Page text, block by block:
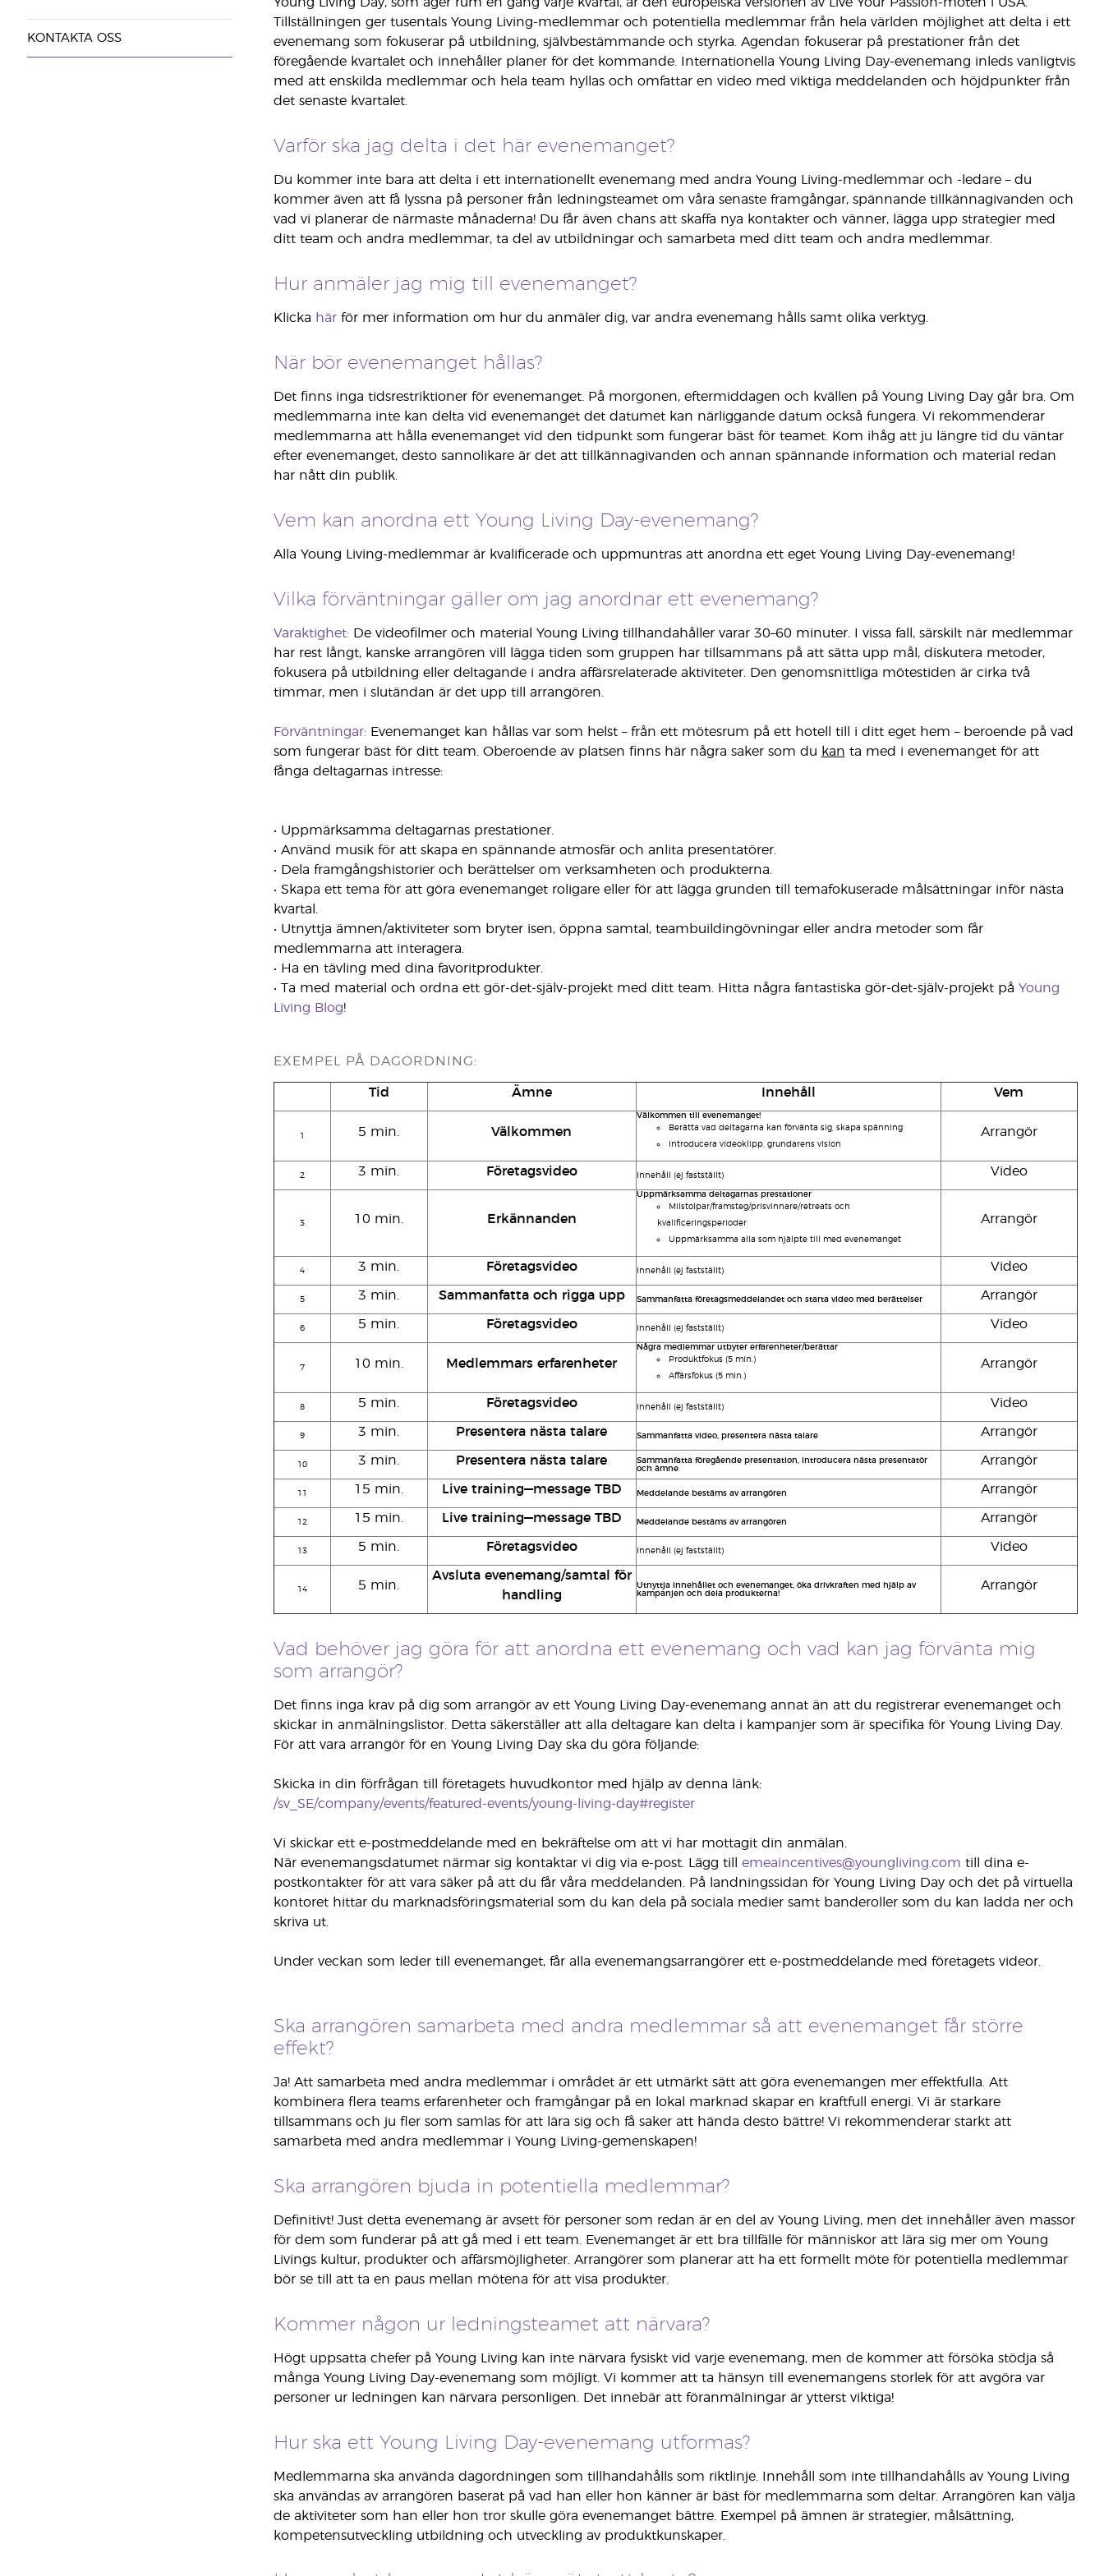
KONTAKTA OSS
Tillställningen ger tusentals Young Living-medlemmar och potentiella medlemmar från hela världen möjlighet att delta i ett
evenemang som fokuserar på utbildning, självbestämmande och styrka. Agendan fokuserar på prestationer från det
föregående kvartalet och innehåller planer för det kommande. Internationella Young Living Day-evenemang inleds vanligtvis
med att enskilda medlemmar och hela team hyllas och omfattar en video med viktiga meddelanden och höjdpunkter från
det senaste kvartalet.
Varför ska jag delta i det här evenemanget?
Du kommer inte bara att delta i ett internationellt evenemang med andra Young Living-medlemmar och -ledare – du
kommer även att få lyssna på personer från ledningsteamet om våra senaste framgångar, spännande tillkännagivanden och
vad vi planerar de närmaste månaderna! Du får även chans att skaffa nya kontakter och vänner, lägga upp strategier med
ditt team och andra medlemmar, ta del av utbildningar och samarbeta med ditt team och andra medlemmar.
Hur anmäler jag mig till evenemanget?
Klicka härför mer information om hur du anmäler dig, var andra evenemang hålls samt olika verktyg.
När bör evenemanget hållas?
Det finns inga tidsrestriktioner för evenemanget. På morgonen, eftermiddagen och kvällen på Young Living Day går bra. Om
medlemmarna inte kan delta vid evenemanget det datumet kan närliggande datum också fungera. Vi rekommenderar
medlemmarna att hålla evenemanget vid den tidpunkt som fungerar bäst för teamet. Kom ihåg att ju längre tid du väntar
efter evenemanget, desto sannolikare är det att tillkännagivanden och annan spännande information och material redan
har nått din publik.
Vem kan anordna ett Young Living Day-evenemang?
Alla Young Living-medlemmar är kvalificerade och uppmuntras att anordna ett eget Young Living Day-evenemang!
Vilka förväntningar gäller om jag anordnar ett evenemang?
Varaktighet:De videofilmer och material Young Living tillhandahåller varar 30–60 minuter. I vissa fall, särskilt när medlemmar
har rest långt, kanske arrangören vill lägga tiden som gruppen har tillsammans på att sätta upp mål, diskutera metoder,
fokusera på utbildning eller deltagande i andra affärsrelaterade aktiviteter. Den genomsnittliga mötestiden är cirka två
timmar, men i slutändan är det upp till arrangören.
Förväntningar:Evenemanget kan hållas var som helst – från ett mötesrum på ett hotell till i ditt eget hem – beroende på vad
som fungerar bäst för ditt team. Oberoende av platsen finns här några saker som du kan ta med i evenemanget för att
fånga deltagarnas intresse:
• Uppmärksamma deltagarnas prestationer.
• Använd musik för att skapa en spännande atmosfär och anlita presentatörer.
• Dela framgångshistorier och berättelser om verksamheten och produkterna.
• Skapa ett tema för att göra evenemanget roligare eller för att lägga grunden till temafokuserade målsättningar inför nästa
kvartal.
• Utnyttja ämnen/aktiviteter som bryter isen, öppna samtal, teambuildingövningar eller andra metoder som får
medlemmarna att interagera.
• Ha en tävling med dina favoritprodukter.
• Ta med material och ordna ett gör-det-själv-projekt med ditt team. Hitta några fantastiska gör-det-själv-projekt på Young
Living Blog!
EXEMPEL PÅ DAGORDNING:
Tid Ämne Innehåll Vem
1 5 min. Välkommen
Välkommen till evenemanget!
Berätta vad deltagarna kan förvänta sig, skapa spänning
Introducera videoklipp, grundarens vision
Arrangör
2 3 min. Företagsvideo Innehåll (ej fastställt) Video
3 10 min. Erkännanden
Uppmärksamma deltagarnas prestationer
Milstolpar/framsteg/prisvinnare/retreats och
kvalificeringsperioder
Uppmärksamma alla som hjälpte till med evenemanget
Arrangör
4 3 min. Företagsvideo Innehåll (ej fastställt) Video
5 3 min. Sammanfatta och rigga upp Sammanfatta företagsmeddelandet och starta video med berättelser Arrangör
6 5 min. Företagsvideo Innehåll (ej fastställt) Video
7 10 min. Medlemmars erfarenheter
Några medlemmar utbyter erfarenheter/berättar
Produktfokus (5 min.)
Affärsfokus (5 min.)
Arrangör
8 5 min. Företagsvideo Innehåll (ej fastställt) Video
9 3 min. Presentera nästa talare Sammanfatta video, presentera nästa talare Arrangör
10 3 min. Presentera nästa talare
Sammanfatta föregående presentation, introducera nästa presentatör
och ämne
Arrangör
11 15 min. Live training—message TBD Meddelande bestäms av arrangören Arrangör
12 15 min. Live training—message TBD Meddelande bestäms av arrangören Arrangör
13 5 min. Företagsvideo Innehåll (ej fastställt) Video
14 5 min.
Avsluta evenemang/samtal för
handling
Utnyttja innehållet och evenemanget, öka drivkraften med hjälp av
kampanjen och dela produkterna!
Arrangör
Vad behöver jag göra för att anordna ett evenemang och vad kan jag förvänta mig
som arrangör?
Det finns inga krav på dig som arrangör av ett Young Living Day-evenemang annat än att du registrerar evenemanget och
skickar in anmälningslistor. Detta säkerställer att alla deltagare kan delta i kampanjer som är specifika för Young Living Day.
För att vara arrangör för en Young Living Day ska du göra följande:
Skicka in din förfrågan till företagets huvudkontor med hjälp av denna länk:
/sv_SE/company/events/featured-events/young-living-day#register
Vi skickar ett e-postmeddelande med en bekräftelse om att vi har mottagit din anmälan.
När evenemangsdatumet närmar sig kontaktar vi dig via e-post. Lägg till emeaincentives@youngliving.com till dina e-
postkontakter för att vara säker på att du får våra meddelanden. På landningssidan för Young Living Day och det på virtuella
kontoret hittar du marknadsföringsmaterial som du kan dela på sociala medier samt banderoller som du kan ladda ner och
skriva ut.
Under veckan som leder till evenemanget, får alla evenemangsarrangörer ett e-postmeddelande med företagets videor.
Ska arrangören samarbeta med andra medlemmar så att evenemanget får större
effekt?
Ja! Att samarbeta med andra medlemmar i området är ett utmärkt sätt att göra evenemangen mer effektfulla. Att
kombinera flera teams erfarenheter och framgångar på en lokal marknad skapar en kraftfull energi. Vi är starkare
tillsammans och ju fler som samlas för att lära sig och få saker att hända desto bättre! Vi rekommenderar starkt att
samarbeta med andra medlemmar i Young Living-gemenskapen!
Ska arrangören bjuda in potentiella medlemmar?
Definitivt! Just detta evenemang är avsett för personer som redan är en del av Young Living, men det innehåller även massor
för dem som funderar på att gå med i ett team. Evenemanget är ett bra tillfälle för människor att lära sig mer om Young
Livings kultur, produkter och affärsmöjligheter. Arrangörer som planerar att ha ett formellt möte för potentiella medlemmar
bör se till att ta en paus mellan mötena för att visa produkter.
Kommer någon ur ledningsteamet att närvara?
Högt uppsatta chefer på Young Living kan inte närvara fysiskt vid varje evenemang, men de kommer att försöka stödja så
många Young Living Day-evenemang som möjligt. Vi kommer att ta hänsyn till evenemangens storlek för att avgöra var
personer ur ledningen kan närvara personligen. Det innebär att föranmälningar är ytterst viktiga!
Hur ska ett Young Living Day-evenemang utformas?
Medlemmarna ska använda dagordningen som tillhandahålls som riktlinje. Innehåll som inte tillhandahålls av Young Living
ska användas av arrangören baserat på vad han eller hon känner är bäst för medlemmarna som deltar. Arrangören kan välja
de aktiviteter som han eller hon tror skulle göra evenemanget bättre. Exempel på ämnen är strategier, målsättning,
kompetensutveckling utbildning och utveckling av produktkunskaper.